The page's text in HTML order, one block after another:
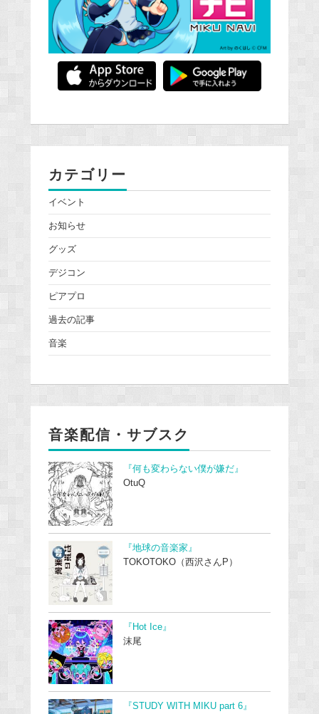
カテゴリー
イベント
お知らせ
グッズ
デジコン
ピアプロ
過去の記事
音楽
音楽配信・サブスク
『何も変わらない僕が嫌だ』
OtuQ
『地球の音楽家』
TOKOTOKO（西沢さんP）
『Hot Ice』
沫尾
『STUDY WITH MIKU part 6』